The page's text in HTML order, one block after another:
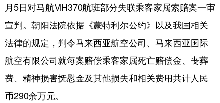
图片 金融 汽车
溯源中国 城市 旅游 能源
会展 彩票 娱乐 时尚
悦读
月5日对马航MH370航班部分失联乘客家属索赔案一审
宣判。朝阳法院依据《蒙特利尔公约》以及我国相关
法律的规定，判令马来西亚航空公司、马来西亚国际
航空有限公司就每案赔偿乘客家属死亡赔偿金、丧葬
费、精神损害抚慰金及其他损失和相关费用共计人民
币290余万元。